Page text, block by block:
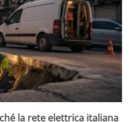
la rete elettrica italiana